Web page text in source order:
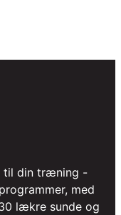
til din træning -
med
lækre sunde og